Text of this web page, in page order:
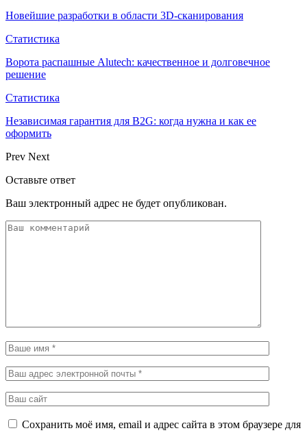
Новейшие разработки в области 3D-сканирования
Статистика
Ворота распашные Alutech: качественное и долговечное
решение
Статистика
Независимая гарантия для B2G: когда нужна и как ее
оформить
Prev Next
Оставьте ответ
Ваш электронный адрес не будет опубликован.
Сохранить моё имя, email и адрес сайта в этом браузере для